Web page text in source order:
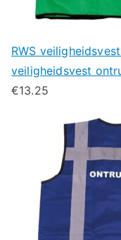
RWS
veiligheidsvest
€13.25